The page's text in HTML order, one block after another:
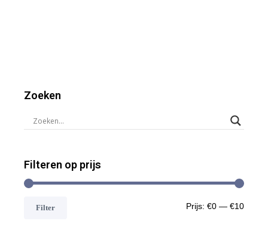
Zoeken
Filteren op prijs
MM
Filter Prijs: €0 — €10